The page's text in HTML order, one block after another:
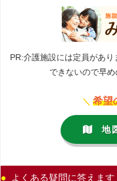
PR:介護施設には定員があ
できないので早め
＼ 希望
地
よくある疑問に答えます